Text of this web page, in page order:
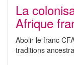
La
Afrique
Abolir le franc
traditions